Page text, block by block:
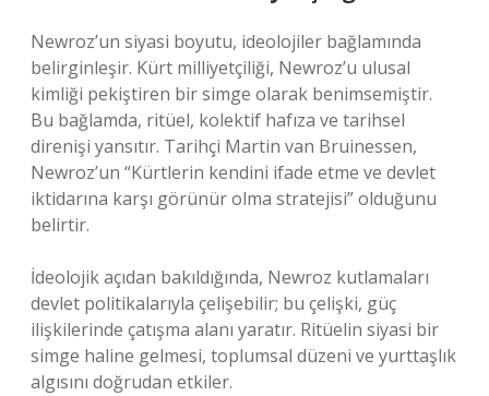
Newroz’un siyasi boyutu, ideolojiler bağlamında
belirginleşir. Kürt milliyetçiliği, Newroz’u ulusal
kimliği pekiştiren bir simge olarak benimsemiştir.
Bu bağlamda, ritüel, kolektif hafıza ve tarihsel
direnişi yansıtır. Tarihçi Martin van Bruinessen,
Newroz’un “Kürtlerin kendini ifade etme ve devlet
iktidarına karşı görünür olma stratejisi” olduğunu
belirtir.
İdeolojik açıdan bakıldığında, Newroz kutlamaları
devlet politikalarıyla çelişebilir; bu çelişki, güç
ilişkilerinde çatışma alanı yaratır. Ritüelin siyasi bir
simge haline gelmesi, toplumsal düzeni ve yurttaşlık
algısını doğrudan etkiler.